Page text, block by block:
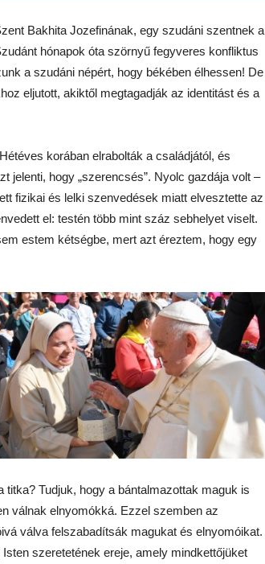
Bakhita Jozefinának, egy szudáni szentnek a
hónapok óta szörnyű fegyveres konfliktus
a szudáni népért, hogy békében élhessen! De
eljutott, akiktől megtagadják az identitást és a
korában elrabolták a családjától, és
jelenti, hogy „szerencsés”. Nyolc gazdája volt –
fizikai és lelki szenvedések miatt elvesztette az
el: testén több mint száz sebhelyet viselt.
estem kétségbe, mert azt éreztem, hogy egy
Tudjuk, hogy a bántalmazottak maguk is
válnak elnyomókká. Ezzel szemben az
válva felszabadítsák magukat és elnyomóikat.
szeretetének ereje, amely mindkettőjüket